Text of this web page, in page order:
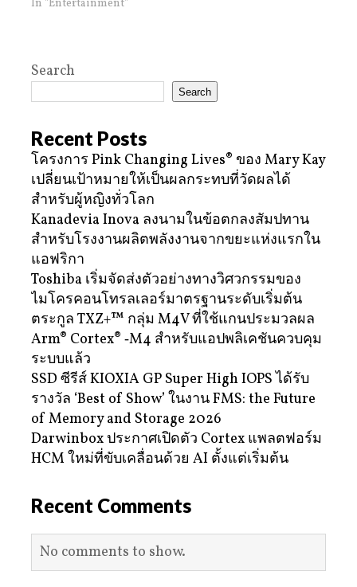
In "Entertainment"
Search
Search
Recent Posts
โครงการ Pink Changing Lives® ของ Mary Kay
เปลี่ยนเป้าหมายให้เป็นผลกระทบที่วัดผลได้
สำหรับผู้หญิงทั่วโลก
Kanadevia Inova ลงนามในข้อตกลงสัมปทาน
สำหรับโรงงานผลิตพลังงานจากขยะแห่งแรกใน
แอฟริกา
Toshiba เริ่มจัดส่งตัวอย่างทางวิศวกรรมของ
ไมโครคอนโทรลเลอร์มาตรฐานระดับเริ่มต้น
ตระกูล TXZ+™ กลุ่ม M4V ที่ใช้แกนประมวลผล
Arm® Cortex® ‑M4 สำหรับแอปพลิเคชันควบคุม
ระบบแล้ว
SSD ซีรีส์ KIOXIA GP Super High IOPS ได้รับ
รางวัล ‘Best of Show’ ในงาน FMS: the Future
of Memory and Storage 2026
Darwinbox ประกาศเปิดตัว Cortex แพลตฟอร์ม
HCM ใหม่ที่ขับเคลื่อนด้วย AI ตั้งแต่เริ่มต้น
Recent Comments
No comments to show.